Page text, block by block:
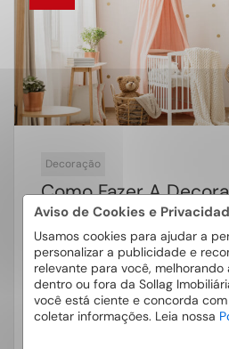
Aviso de Cookies e
Usamos cookies para ajudar a
personalizar a publicidade e
relevante para você, melhorando
dentro ou fora da Sollag
você está ciente e concorda
coletar informações. Leia nossa
Decoração
Como Fazer A
Do Bebê?
A época de esperar o bebê
antecipação e ansiedade.
um símbolo […]